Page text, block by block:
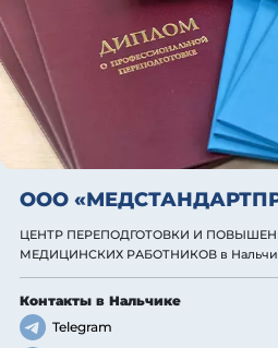
ООО
ЦЕНТР ПЕРЕПОДГОТОВКИ И
МЕДИЦИНСКИХ РАБОТНИКОВ в
Контакты в Нальчике
Telegram